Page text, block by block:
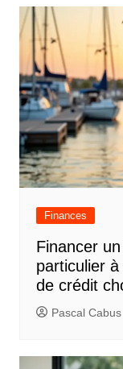
Finances
Financer
particulier
de crédit
Pascal Cabus